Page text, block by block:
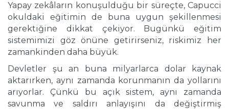
Yapay zekâların konuşulduğu bir süreçte, Capucci
okuldaki eğitimin de buna uygun şekillenmesi
gerektiğine dikkat çekiyor. Bugünkü eğitim
sistemimizi göz önüne getirirseniz, riskimiz her
zamankinden daha büyük.
Devletler şu an buna milyarlarca dolar kaynak
aktarırken, aynı zamanda korunmanın da yollarını
arıyorlar. Çünkü bu açık sistem, aynı zamanda
savunma ve saldırı anlayışını da değiştirmiş